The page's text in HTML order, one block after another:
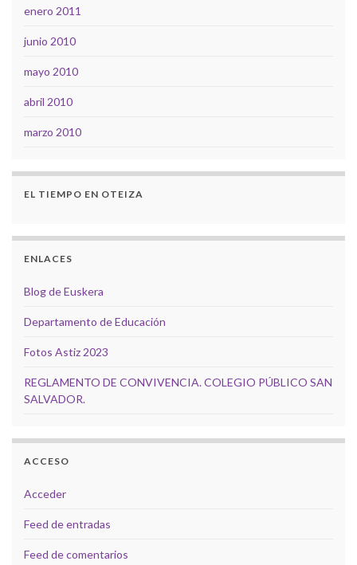
enero 2011
junio 2010
mayo 2010
abril 2010
marzo 2010
EL TIEMPO EN OTEIZA
ENLACES
Blog de Euskera
Departamento de Educación
Fotos Astiz 2023
REGLAMENTO DE CONVIVENCIA. COLEGIO PÚBLICO SAN
SALVADOR.
ACCESO
Acceder
Feed de entradas
Feed de comentarios